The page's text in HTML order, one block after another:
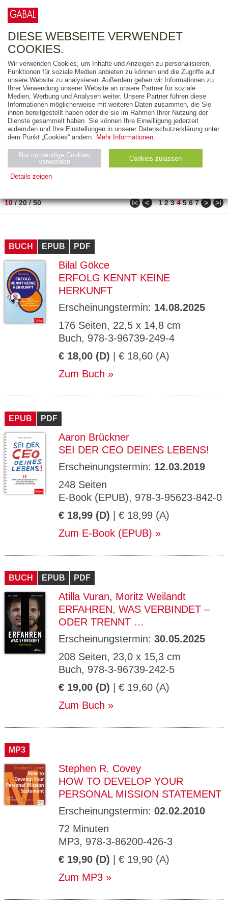
FREITEXT
AUSGABEART
AUS DER REIHE
ZUM THEMA
Neuerscheinung
Bestseller
PREIS
10/20/50 ǀ< < 1 2 3 4 5 6 7 > >ǀ
BUCH EPUB PDF
Bilal Gökce
ERFOLG KENNT KEINE
HERKUNFT
Erscheinungstermin: 14.08.2025
176 Seiten, 22,5 x 14,8 cm
Buch, 978-3-96739-249-4
€ 18,00 (D) | € 18,60 (A)
Zum Buch
EPUB PDF
Aaron Brückner
SEI DER CEO DEINES LEBENS!
Erscheinungstermin: 12.03.2019
248 Seiten
E-Book (EPUB), 978-3-95623-842-0
€ 18,99 (D) | € 18,99 (A)
Zum E-Book (EPUB)
BUCH EPUB PDF
Atilla Vuran, Moritz Weilandt
ERFAHREN, WAS VERBINDET –
ODER TRENNT …
Erscheinungstermin: 30.05.2025
208 Seiten, 23,0 x 15,3 cm
Buch, 978-3-96739-242-5
€ 19,00 (D) | € 19,60 (A)
Zum Buch
MP3
Stephen R. Covey
HOW TO DEVELOP YOUR
PERSONAL MISSION STATEMENT
Erscheinungstermin: 02.02.2010
72 Minuten
MP3, 978-3-86200-426-3
€ 19,90 (D) | € 19,90 (A)
Zum MP3
DIESE WEBSEITE VERWENDET
COOKIES.
Wir verwenden Cookies, um Inhalte und Anzeigen zu personalisieren,
Funktionen für soziale Medien anbieten zu können und die Zugriffe auf
unsere Website zu analysieren. Außerdem geben wir Informationen zu
Ihrer Verwendung unserer Website an unsere Partner für soziale
Medien, Werbung und Analysen weiter. Unsere Partner führen diese
Informationen möglicherweise mit weiteren Daten zusammen, die Sie
ihnen bereitgestellt haben oder die sie im Rahmen Ihrer Nutzung der
Dienste gesammelt haben. Sie können Ihre Einwilligung jederzeit
widerrufen und Ihre Einstellungen in unserer Datenschutzerklärung unter
dem Punkt „Cookies“ ändern. Mehr Informationen.
Nur notwendige Cookies
verwenden
Cookies zulassen
Details zeigen
Name Zweck
Ty
ESSION
_ID
verlag.
de
Session verwendet
GV_CO
OKIES
gabal-
Speichert den Zustimmungsstatus des
Domäne.